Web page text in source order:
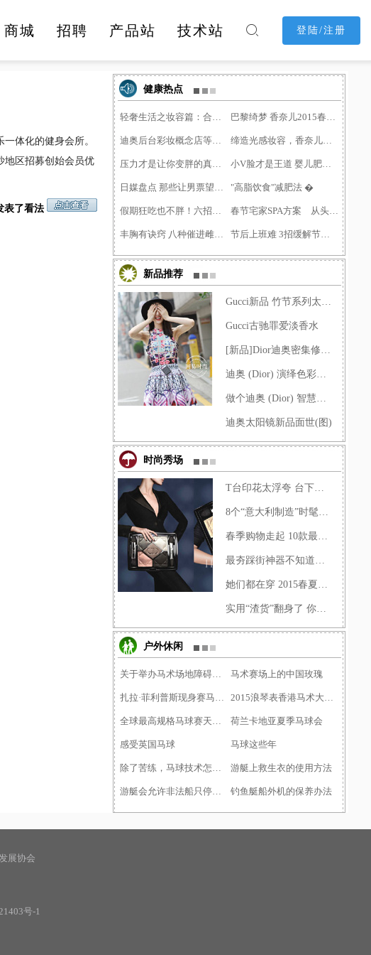
消费购物 休闲娱乐
商城 招聘 产品站 技术站  登陆/注册
体化的健身会所。
地区招募创始会员优
表了看法
健康热点
轻奢生活之妆容篇：合适的 巴黎绮梦 香奈儿2015春季彩�
迪奥后台彩妆概念店等上海� 缔造光感妆容，香奈儿明星
压力才是让你变胖的真凶！ 小V脸才是王道 婴儿肥留给�
日媒盘点 那些让男票望而� "高脂饮食"减肥法 �
假期狂吃也不胖！六招应对� 春节宅家SPA方案 从头到脚
丰胸有诀窍 八种催进雌激� 节后上班难 3招缓解节后综�
新品推荐
Gucci新品 竹节系列太抢眼
Gucci古驰罪爱淡香水
[新品]Dior迪奥密集修复精华露
迪奥 (Dior) 演绎色彩谐曲，2014�
做个迪奥 (Dior) 智慧女人，迪奥
迪奥太阳镜新品面世(图)
时尚秀场
T台印花太浮夸 台下做减法穿得
8个“意大利制造”时髦配饰让
春季购物走起 10款最值得收入�
最夯踩街神器不知道？菇凉你�
她们都在穿 2015春夏牛仔最当�
实用“渣货”翻身了 你还在装
户外休闲
关于举办马术场地障碍项目� 马术赛场上的中国玫瑰
扎拉·菲利普斯现身赛马日� 2015浪琴表香港马术大师赛�
全球最高规格马球赛天津落� 荷兰卡地亚夏季马球会
感受英国马球 马球这些年
除了苦练，马球技术怎么才 游艇上救生衣的使用方法
游艇会允许非法船只停靠需 钓鱼艇船外机的保养办法
展协会
号-1